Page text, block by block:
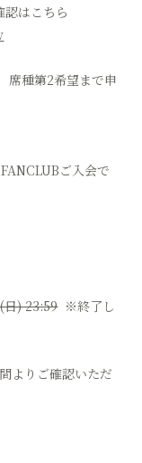
認はこちら
席種第2希望まで申
ご入会で
日) 23:59※終了し
よりご確認いただ